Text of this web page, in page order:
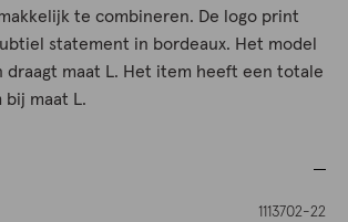
te combineren. De logo print
statement in bordeaux. Het model
draagt maat L. Het item heeft een totale
bij maat L.
1113702-22